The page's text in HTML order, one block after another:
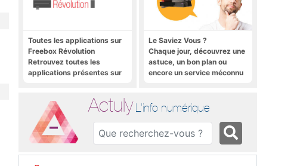
Toutes les applications sur
Freebox Révolution
Retrouvez toutes les
applications présentes sur
Le Saviez Vous ?
Chaque jour, découvrez une
astuce, un bon plan ou
encore un service méconnu
Actuly L'info numérique